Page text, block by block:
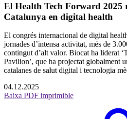
El Health Tech Forward 2025
Catalunya en digital health
El congrés internacional de digital
jornades d’intensa activitat, més de
contingut d’alt valor. Biocat ha liderat
Pavilion’, que ha projectat globalment
catalanes de salut digital i tecnologia
04.12.2025
Baixa PDF imprimible